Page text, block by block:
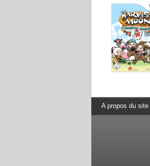
A propos du site